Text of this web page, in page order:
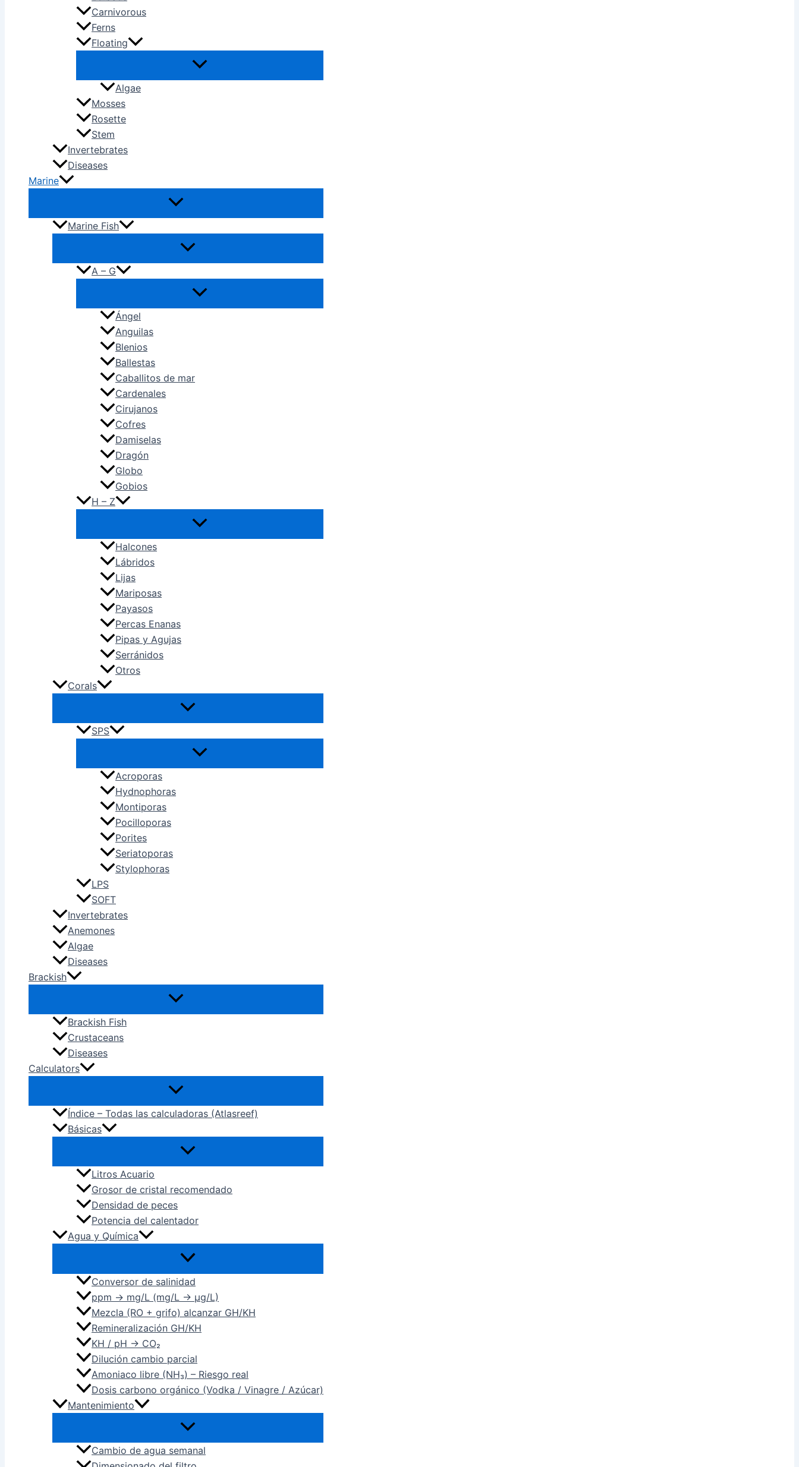
Carnivorous
Ferns
Floating
Algae
Mosses
Rosette
Stem
Invertebrates
Diseases
Marine
Marine Fish
A – G
Ángel
Anguilas
Blenios
Ballestas
Caballitos de mar
Cardenales
Cirujanos
Cofres
Damiselas
Dragón
Globo
Gobios
H – Z
Halcones
Lábridos
Lijas
Mariposas
Payasos
Percas Enanas
Pipas y Agujas
Serránidos
Otros
Corals
SPS
Acroporas
Hydnophoras
Montiporas
Pocilloporas
Porites
Seriatoporas
Stylophoras
LPS
SOFT
Invertebrates
Anemones
Algae
Diseases
Brackish
Brackish Fish
Crustaceans
Diseases
Calculators
Índice – Todas las calculadoras (Atlasreef)
Básicas
Litros Acuario
Grosor de cristal recomendado
Densidad de peces
Potencia del calentador
Agua y Química
Conversor de salinidad
ppm → mg/L (mg/L → µg/L)
Mezcla (RO + grifo) alcanzar GH/KH
Remineralización GH/KH
KH / pH → CO₂
Dilución cambio parcial
Amoniaco libre (NH₃) – Riesgo real
Dosis carbono orgánico (Vodka / Vinagre / Azúcar)
Mantenimiento
Cambio de agua semanal